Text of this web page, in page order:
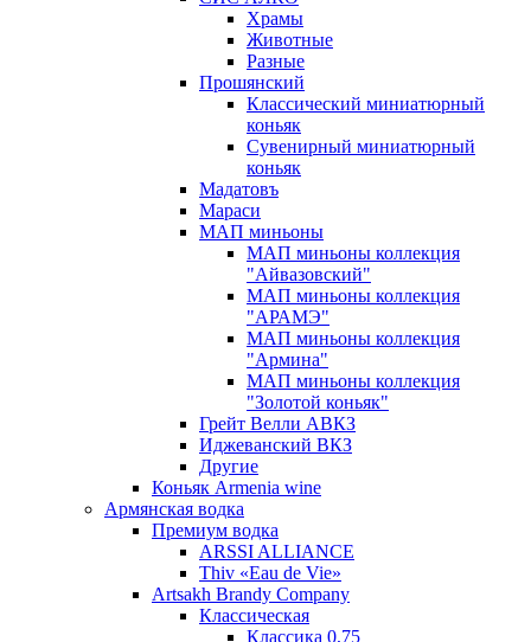
Храмы
Животные
Разные
Прошянский
Классический миниатюрный
коньяк
Сувенирный миниатюрный
коньяк
Мадатовъ
Мараси
МАП миньоны
МАП миньоны коллекция
"Айвазовский"
МАП миньоны коллекция
"АРАМЭ"
МАП миньоны коллекция
"Армина"
МАП миньоны коллекция
"Золотой коньяк"
Грейт Велли АВКЗ
Иджеванский ВКЗ
Другие
Коньяк Armenia wine
Армянская водка
Премиум водка
ARSSI ALLIANCE
Thiv «Eau de Vie»
Artsakh Brandy Company
Классическая
Классика 0,75